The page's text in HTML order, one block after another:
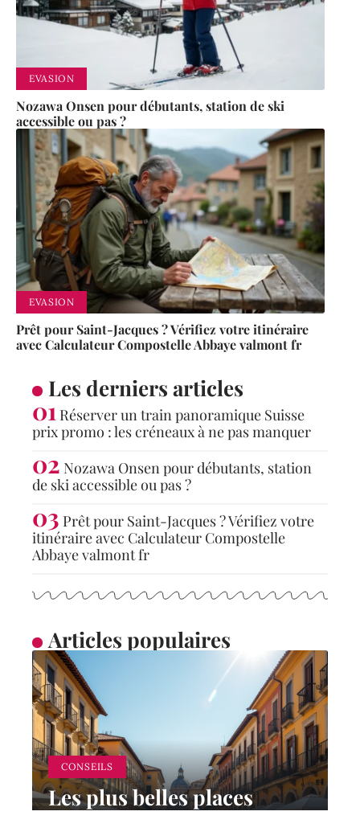
EVASION
Nozawa Onsen pour débutants, station de ski
accessible ou pas ?
EVASION
Prêt pour Saint-Jacques ? Vérifiez votre itinéraire
avec Calculateur Compostelle Abbaye valmont fr
Les derniers articles
Réserver un train panoramique Suisse
prix promo : les créneaux à ne pas manquer
Nozawa Onsen pour débutants, station
de ski accessible ou pas ?
Prêt pour Saint-Jacques ? Vérifiez votre
itinéraire avec Calculateur Compostelle
Abbaye valmont fr
Articles populaires
CONSEILS
Les plus belles places
d’Europe à visiter